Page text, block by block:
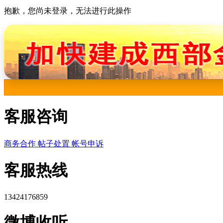
抱歉，您尚未登录，无法进行此操作
客服咨询
商务合作 帖子处置 帐号申诉
客服热线
13424176859